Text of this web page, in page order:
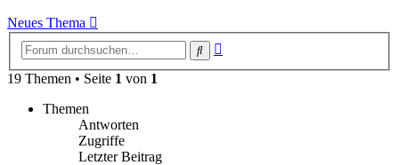
Neues Thema
Suche
19 Themen • Seite 1 von 1
Themen
Antworten
Zugriffe
Letzter Beitrag